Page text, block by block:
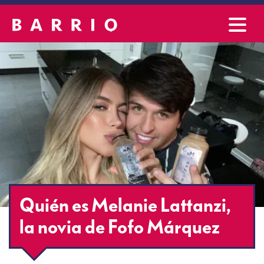
Quién es Melanie Lattanzi,
la novia de Fofo Márquez